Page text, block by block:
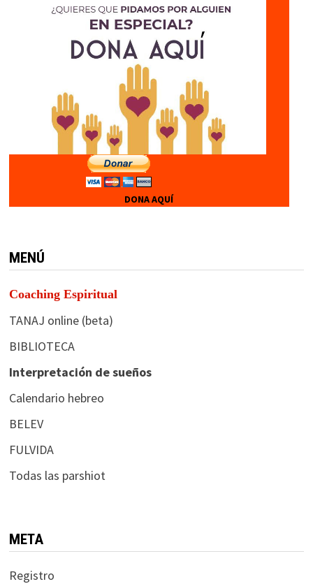
DONA AQUÍ
MENÚ
Coaching Espiritual
TANAJ online (beta)
BIBLIOTECA
Interpretación de sueños
Calendario hebreo
BELEV
FULVIDA
Todas las parshiot
META
Registro